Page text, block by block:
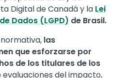
Digital de Canadá y la Lei
Dados (LGPD) de Brasil.
las
que esforzarse por
de los titulares de los
evaluaciones del impacto,